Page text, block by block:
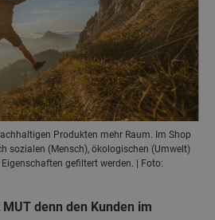
Produkten mehr Raum. Im Shop
sozialen (Mensch), ökologischen (Umwelt)
gefiltert werden. | Foto:
denn den Kunden im